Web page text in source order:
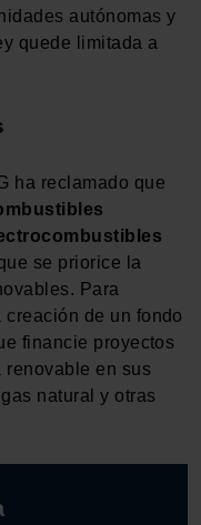
autónomas y
quede limitada a
ha reclamado que
se priorice la
Para
de un fondo
financie proyectos
renovable en sus
natural y otras